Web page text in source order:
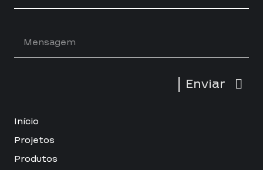
Enviar
Início
Projetos
Produtos